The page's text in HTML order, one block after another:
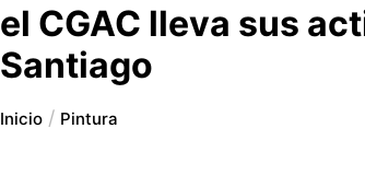
el CGAC lleva sus
Santiago
Inicio Pintura